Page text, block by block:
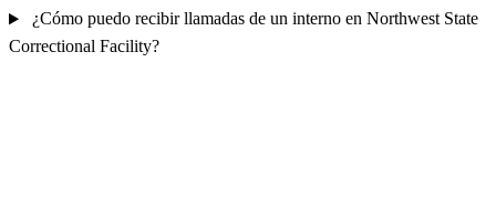
¿Cómo puedo recibir llamadas de un interno en Northwest State
Correctional Facility?